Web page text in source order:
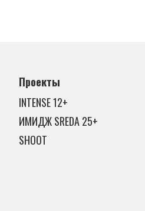
Проекты
INTENSE 12+
ИМИДЖ SREDA 25+
SHOOT